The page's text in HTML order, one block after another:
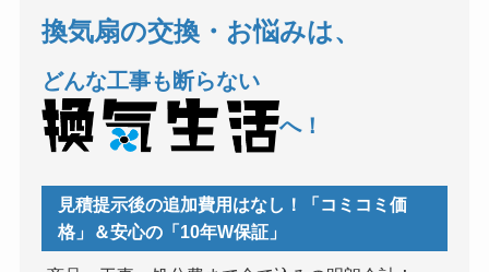
換気扇の交換・お悩みは、
どんな工事も断らない
へ！
見積提示後の追加費用はなし！「コミコミ価
格」＆安心の「10年W保証」